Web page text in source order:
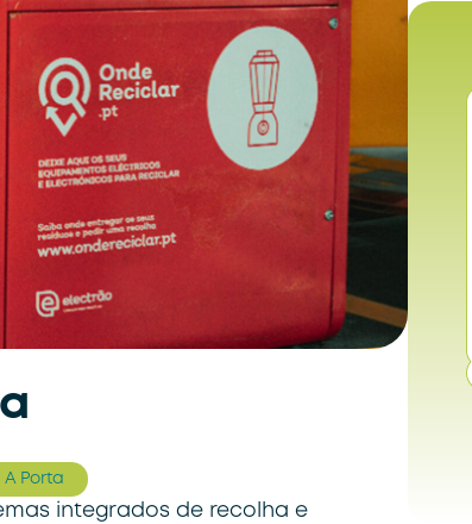
A Porta
integrados de recolha e